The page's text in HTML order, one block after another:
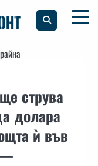
струва
долара
ѝ във
—